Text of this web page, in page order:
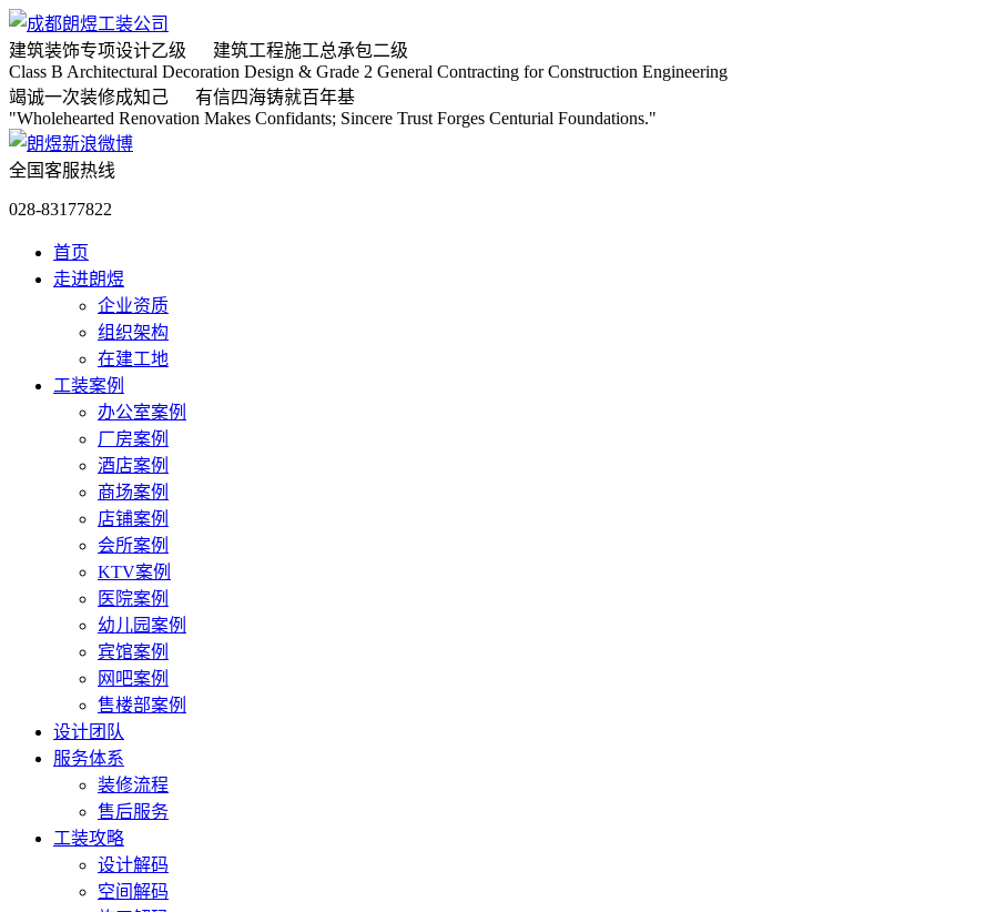
建筑装饰专项设计乙级 建筑工程施工总承包二级
Class B Architectural Decoration Design & Grade 2 General Contracting for Construction Engineering
竭诚一次装修成知己 有信四海铸就百年基
"Wholehearted Renovation Makes Confidants; Sincere Trust Forges Centurial Foundations."
全国客服热线
028-83177822
首页
走进朗煜
企业资质
组织架构
在建工地
工装案例
办公室案例
厂房案例
酒店案例
商场案例
店铺案例
会所案例
KTV案例
医院案例
幼儿园案例
宾馆案例
网吧案例
售楼部案例
设计团队
服务体系
装修流程
售后服务
工装攻略
设计解码
空间解码